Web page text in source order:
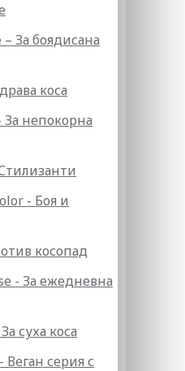
За боядисана
коса
непокорна
- Боя и
косопад
- За ежедневна
суха коса
Веган серия с